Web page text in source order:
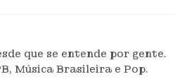
que se entende por gente.
Música Brasileira e Pop.